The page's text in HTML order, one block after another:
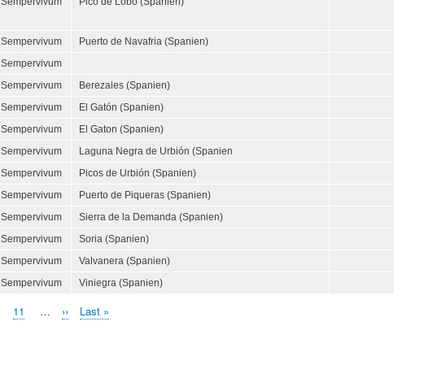
Sempervivum
Puerto de Navafria (Spanien)
Sempervivum
Sempervivum
Berezales (Spanien)
Sempervivum
El Gatón (Spanien)
Sempervivum
El Gaton (Spanien)
Sempervivum
Laguna Negra de Urbión (Spanien
Sempervivum
Picos de Urbión (Spanien)
Sempervivum
Puerto de Piqueras (Spanien)
Sempervivum
Sierra de la Demanda (Spanien)
Sempervivum
Soria (Spanien)
Sempervivum
Valvanera (Spanien)
Sempervivum Viniegra (Spanien)
Seite
11 …
Nächste
››
Letzte
Last »